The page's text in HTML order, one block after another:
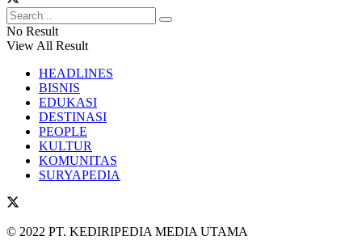
No Result
View All Result
HEADLINES
BISNIS
EDUKASI
DESTINASI
PEOPLE
KULTUR
KOMUNITAS
SURYAPEDIA
© 2022 PT. KEDIRIPEDIA MEDIA UTAMA